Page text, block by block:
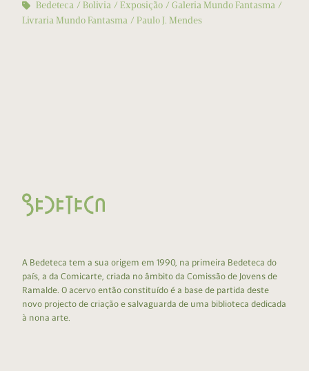
Bedeteca
Bolivia Exposição
Galeria Mundo Fantasma
Livraria Mundo Fantasma
Paulo J. Mendes
A Bedeteca tem a sua origem em 1990, na primeira Bedeteca do
país, a da Comicarte, criada no âmbito da Comissão de Jovens de
Ramalde. O acervo então constituído é a base de partida deste
novo projecto de criação e salvaguarda de uma biblioteca dedicada
à nona arte.